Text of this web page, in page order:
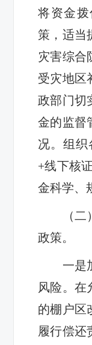
将资金
策，适当
灾害综合
受灾地区
政部门切
金的监督
况。组织
+线下核
金科学、
（二）
政策。
一是加
风险。在
的棚户区
履行偿还